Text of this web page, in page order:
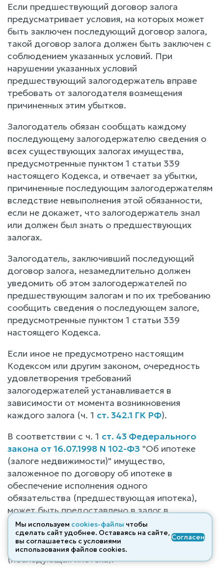
Если предшествующий договор залога
предусматривает условия, на которых может
быть заключен последующий договор залога,
такой договор залога должен быть заключен с
соблюдением указанных условий. При
нарушении указанных условий
предшествующий залогодержатель вправе
требовать от залогодателя возмещения
причиненных этим убытков.
Залогодатель обязан сообщать каждому
последующему залогодержателю сведения о
всех существующих залогах имущества,
предусмотренные пунктом 1 статьи 339
настоящего Кодекса, и отвечает за убытки,
причиненные последующим залогодержателям
вследствие невыполнения этой обязанности,
если не докажет, что залогодержатель знал
или должен был знать о предшествующих
залогах.
Залогодатель, заключивший последующий
договор залога, незамедлительно должен
уведомить об этом залогодержателей по
предшествующим залогам и по их требованию
сообщить сведения о последующем залоге,
предусмотренные пунктом 1 статьи 339
настоящего Кодекса.
Если иное не предусмотрено настоящим
Кодексом или другим законом, очередность
удовлетворения требований
залогодержателей устанавливается в
зависимости от момента возникновения
каждого залога (ч. 1 ст. 342.1 ГК РФ).
В соответствии с ч. 1 ст. 43 Федерального
закона от 16.07.1998 N 102-ФЗ "Об ипотеке
(залоге недвижимости)" имущество,
заложенное по договору об ипотеке в
обеспечение исполнения одного
обязательства (предшествующая ипотека),
может быть предоставлено в залог в
обеспечение исполнения другого
обязательства того же или иного должника
тому же или иному залогодержателю
(последующая ипотека).
Мы используем cookies-файлы чтобы
сделать сайт удобнее. Оставаясь на сайте,
вы соглашаетесь с условиями
использования файлов cооkies.
Согласен